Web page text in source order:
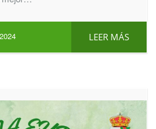
LEER MÁS